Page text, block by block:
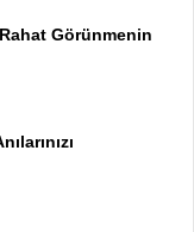
Görünmenin